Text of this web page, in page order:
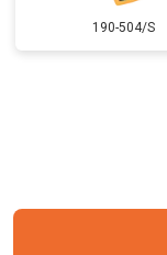
190-504/S